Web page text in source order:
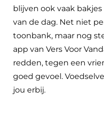
blijven ook vaak
van de dag. Net niet
toonbank, maar nog
app van Vers Voor
redden, tegen een
goed gevoel.
jou erbij.